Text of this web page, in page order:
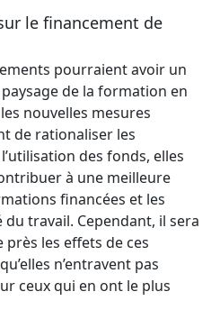
le financement de
pourraient avoir un
de la formation en
nouvelles mesures
de rationaliser les
des fonds, elles
à une meilleure
financées et les
travail. Cependant, il sera
les effets de ces
n’entravent pas
ceux qui en ont le plus